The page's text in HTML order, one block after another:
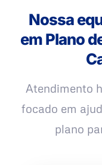
Nossa
em Plano
Atendimento
focado em
plano